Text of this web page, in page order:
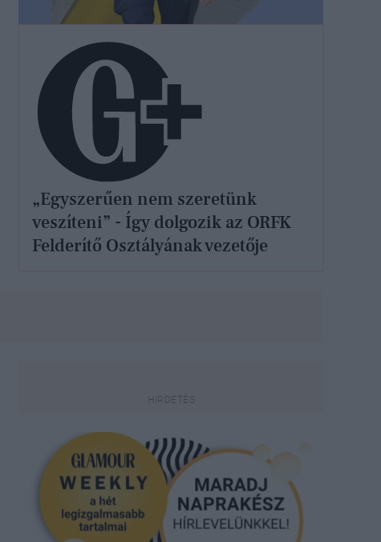
„Egyszerűen nem szeretünk
veszíteni” - Így dolgozik az ORFK
Felderítő Osztályának vezetője